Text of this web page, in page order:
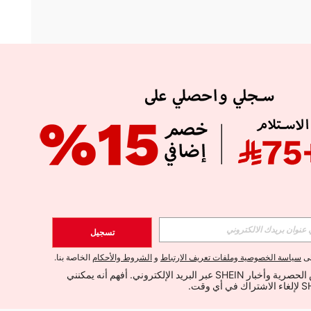
APP
الإشتراك
اشتراك
تسجيل
سياسة الخصوصية وملفات تعريف الارتباط و الشروط والأحكام الخاصة بنا.
أود تلقي العروض الحصرية وأخبار SHEIN عبر البريد الإلكتروني. أفهم أنه يمكنني